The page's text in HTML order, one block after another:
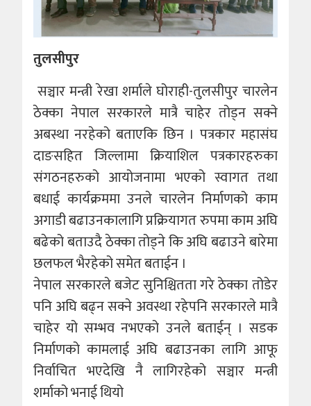
तुलसीपुर
सञ्चार मन्त्री रेखा शर्माले घोराही-तुलसीपुर चारलेन
ठेक्का नेपाल सरकारले मात्रै चाहेर तोड्न सक्ने
अबस्था नरहेको बताएकि छिन । पत्रकार महासंघ
दाङसहित जिल्लामा क्रियाशिल पत्रकारहरुका
संगठनहरुको आयोजनामा भएको स्वागत तथा
बधाई कार्यक्रममा उनले चारलेन निर्माणको काम
अगाडी बढाउनकालागि प्रक्रियागत रुपमा काम अघि
बढेको बताउदै ठेक्का तोड्ने कि अघि बढाउने बारेमा
छलफल भैरहेको समेत बताईन ।
नेपाल सरकारले बजेट सुनिश्चितता गरे ठेक्का तोडेर
पनि अघि बढ्न सक्ने अवस्था रहेपनि सरकारले मात्रै
चाहेर यो सम्भव नभएको उनले बताईन् । सडक
निर्माणको कामलाई अघि बढाउनका लागि आफू
निर्वाचित भएदेखि नै लागिरहेको सञ्चार मन्त्री
शर्माको भनाई थियो